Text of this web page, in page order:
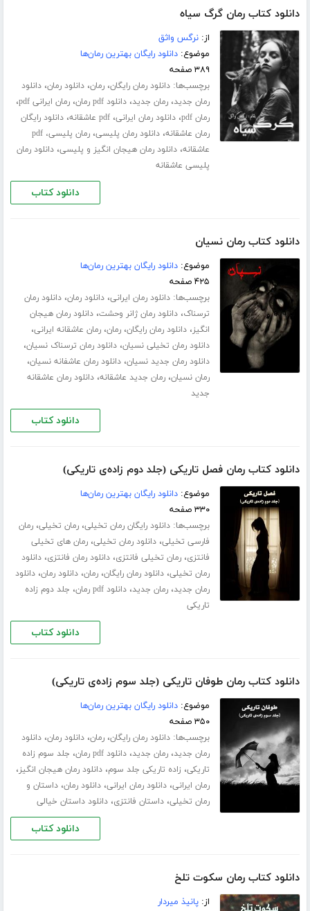
دانلود کتاب رمان گرگ سیاه
از:نرگس واثق
موضوع:دانلود رایگان بهترین رمان‌ها
۳۸۹ صفحه
برچسب‌ها:دانلود رمان رایگان،رمان،دانلود رمان،دانلود
رمان جدید،رمان جدید،دانلود pdf رمان ،رمان ایرانی pdf ،
رمان pdf ،دانلود رمان ایرانی،pdf عاشقانه ،دانلود رایگان
رمان عاشقانه،دانلود رمان پلیسی،
رمان پلیسی، pdf
عاشقانه،دانلود رمان هیجان انگیز و پلیسی،دانلود رمان
پلیسی عاشقانه
دانلود کتاب
دانلود کتاب رمان نسیان
موضوع:دانلود رایگان بهترین رمان‌ها
۴۲۵ صفحه
برچسب‌ها:دانلود رمان ایرانی،دانلود رمان،دانلود رمان
ترسناک،دانلود رمان ژانر وحشت،دانلود رمان هیجان
انگیز،دانلود رمان رایگان،رمان،رمان عاشقانه ایرانی،
دانلود رمان تخیلی نسیان،دانلود رمان ترسناک نسیان،
دانلود رمان جدید نسیان،دانلود رمان عاشفانه نسیان،
رمان نسیان،رمان جدید عاشقانه،دانلود رمان عاشقانه
جدید
دانلود کتاب
دانلود کتاب رمان فصل تاریکی (جلد دوم زاده‌ی تاریکی)
موضوع:دانلود رایگان بهترین رمان‌ها
۳۳۰ صفحه
برچسب‌ها:دانلود رایگان رمان تخیلی،رمان تخیلی،رمان
فارسی تخیلی،دانلود رمان تخیلی،رمان های تخیلی
فانتزی،رمان تخیلی فانتزی،دانلود رمان فانتزی،دانلود
رمان تخیلی،دانلود رمان رایگان،رمان،دانلود رمان،دانلود
رمان جدید،رمان جدید،دانلود pdf رمان ، جلد دوم زاده
تاریکی
دانلود کتاب
دانلود کتاب رمان طوفان تاریکی (جلد سوم زاده‌ی تاریکی)
موضوع:دانلود رایگان بهترین رمان‌ها
۳۵۰ صفحه
برچسب‌ها:دانلود رمان رایگان،رمان،دانلود رمان،دانلود
رمان جدید،رمان جدید،دانلود pdf رمان ، جلد سوم زاده
تاریکی، زاده تاریکی جلد سوم،دانلود رمان هیجان انگیز،
رمان ایرانی،دانلود رمان ایرانی،دانلود رمان،داستان و
رمان تخیلی،داستان فانتزی،دانلود داستان خیالی
دانلود کتاب
دانلود کتاب رمان سکوت تلخ
از:پانیذ میردار